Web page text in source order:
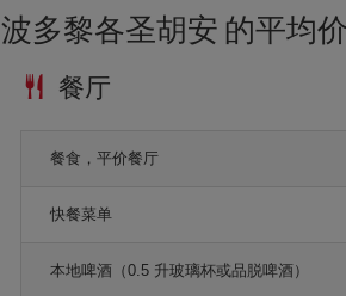
波多黎各圣胡安 的平均
餐厅
餐食，平价餐厅
快餐菜单
本地啤酒（0.5 升玻璃杯或品脱啤酒）